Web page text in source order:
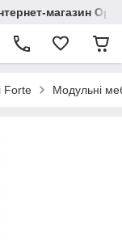
магазин
Forte Модульні